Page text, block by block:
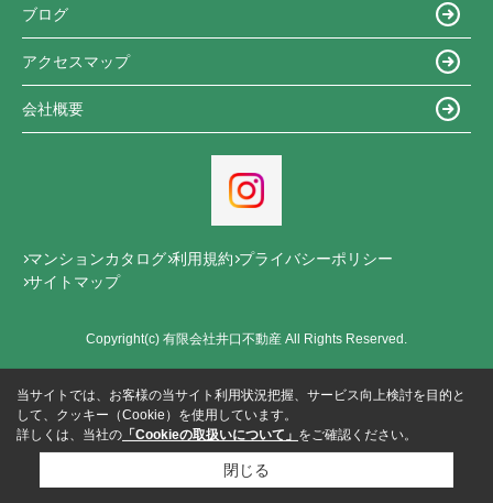
ブログ
アクセスマップ
会社概要
マンションカタログ 利用規約 プライバシーポリシー
サイトマップ
Copyright(c) 有限会社井口不動産 All Rights Reserved.
当サイトでは、お客様の当サイト利用状況把握、サービス向上検討を目的と
して、クッキー（Cookie）を使用しています。
詳しくは、当社の 「Cookieの取扱いについて」 をご確認ください。
閉じる